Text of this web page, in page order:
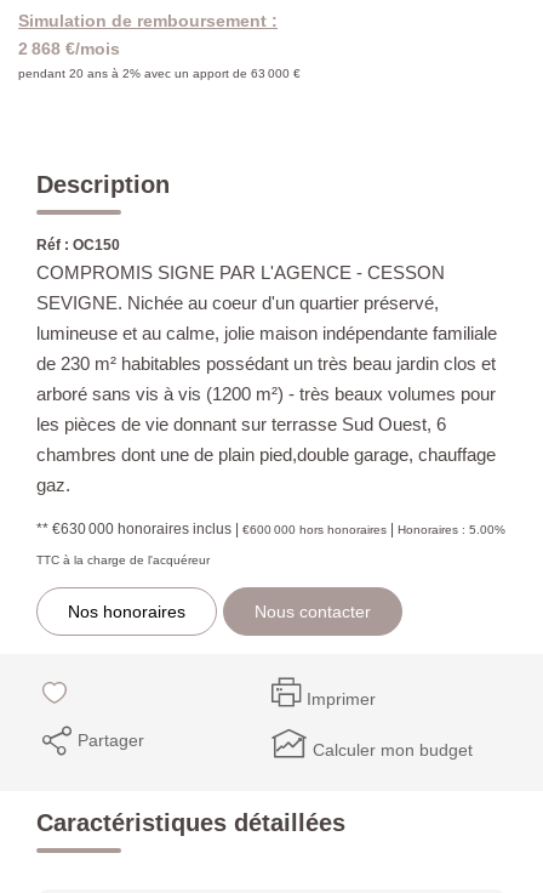
Simulation de remboursement :
2 868 €/mois
pendant 20 ans à 2% avec un apport de 63 000 €
Description
Réf : OC150
COMPROMIS SIGNE PAR L'AGENCE - CESSON
SEVIGNE. Nichée au coeur d'un quartier préservé,
lumineuse et au calme, jolie maison indépendante familiale
de 230 m² habitables possédant un très beau jardin clos et
arboré sans vis à vis (1200 m²) - très beaux volumes pour
les pièces de vie donnant sur terrasse Sud Ouest, 6
chambres dont une de plain pied,double garage, chauffage
gaz.
** €630 000 honoraires inclus | €600 000 hors honoraires | Honoraires : 5.00%
TTC à la charge de l'acquéreur
Nos honoraires Nous contacter
Imprimer
Partager Calculer mon budget
Caractéristiques détaillées